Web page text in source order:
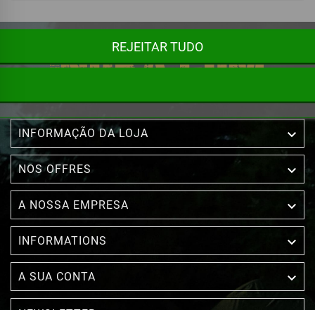
INFORMAÇÃO DA LOJA 
NOS OFFRES 
A NOSSA EMPRESA 
INFORMATIONS 
A SUA CONTA 
REJEITAR TUDO